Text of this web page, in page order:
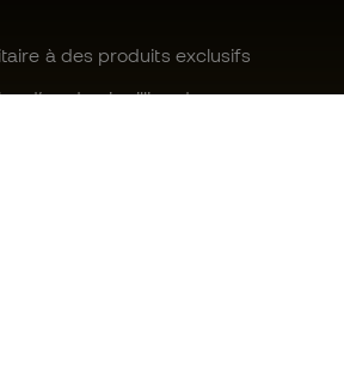
à des produits exclusifs
d’un demi-million de